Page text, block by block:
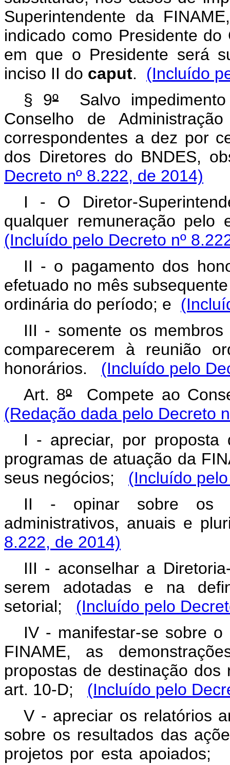
Superintendente da
indicado como Presidente
em que o Presidente será
inciso II do caput. (Incluído
§ 9ºSalvo impedimento
Conselho de
correspondentes a dez por
dos Diretores do BNDES,
Decreto nº 8.222, de 2014)
I - O Diretor-
qualquer remuneração
(Incluído pelo Decreto nº
II - o pagamento dos
efetuado no mês
ordinária do período; e
III - somente os
comparecerem à reunião
honorários. (Incluído pelo
Art. 8ºCompete ao
(Redação dada pelo Decreto
I - apreciar, por proposta
programas de atuação da
seus negócios; (Incluído
II - opinar sobre os
administrativos, anuais e
8.222, de 2014)
III - aconselhar a
serem adotadas e na
setorial; (Incluído pelo
IV - manifestar-se sobre
FINAME, as
propostas de destinação
art. 10-D; (Incluído pelo
V - apreciar os relatórios
sobre os resultados das
projetos por esta